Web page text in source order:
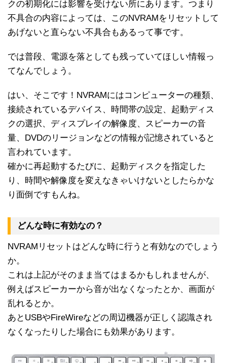
クの初期化には影響を受けない所にあります。つまり
不具合の内容によっては、このNVRAMをリセットして
あげないと直らない不具合もあるって事です。
では普段、電源を落としても残っていてほしい情報っ
てなんでしょう。
はい、そこです！NVRAMにはコンピューターの種類、
接続されているデバイス、時間帯の設定、起動ディス
クの選択、ディスプレイの解像度、スピーカーの音
量、DVDのリージョンなどの情報が記憶されていると
言われています。
確かに再起動するたびに、起動ディスクを指定した
り、時間や解像度を変えなきゃいけないとしたらかな
り面倒ですもんね。
どんな時に有効なの？
NVRAMリセットはどんな時に行うと有効なのでしょう
か。
これは上記がそのまま当てはまるかもしれませんが、
例えばスピーカーから音が出なくなったとか、画面が
乱れるとか。
あとUSBやFireWireなどの周辺機器が正しく認識され
なくなったりした場合にも効果があります。